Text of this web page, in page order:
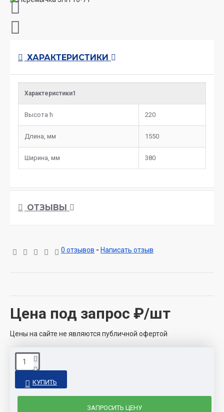
ХАРАКТЕРИСТИКИ
Характеристики1
Высота h 220
Длина, мм 1550
Ширина, мм 380
ОТЗЫВЫ
0 отзывов - Написать отзыв
Цена под запрос ₽/шт
Цены на сайте не являются публичной офертой
КУПИТЬ
ЗАПРОСИТЬ ЦЕНУ